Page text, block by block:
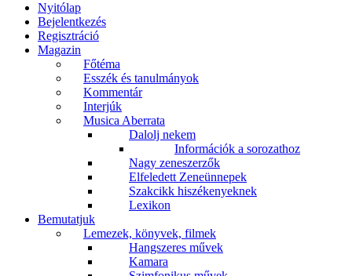
Nyitólap
Bejelentkezés
Regisztráció
Magazin
Főtéma
Esszék és tanulmányok
Kommentár
Interjúk
Musica Aberrata
Dalolj nekem
Információk a sorozathoz
Nagy zeneszerzők
Elfeledett Zeneünnepek
Szakcikk hiszékenyeknek
Lexikon
Bemutatjuk
Lemezek, könyvek, filmek
Hangszeres művek
Kamara